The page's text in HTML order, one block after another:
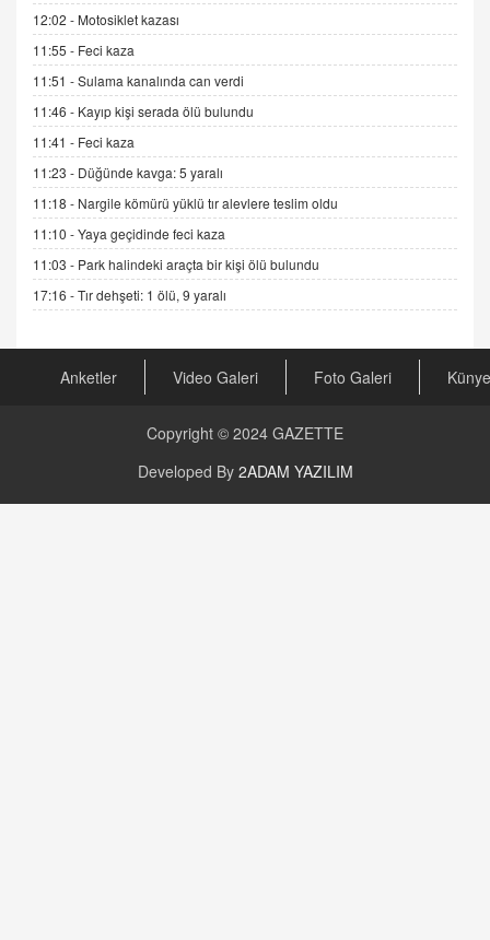
DR. EKREM ASLAN
Gerçek Ne, Algı Ne? "Beraber Yürüyoruz"
Cümlesinin Peşinden
19.07.2025 12:45
GÖNÜL MENEKŞE
Şifacının Yolu
04.11.2025 12:56
AV. RÜMEYSA ÖZKALE
Kira Uyuşmazlıklarında Dava Açmadan Önce
Arabulucuya Başvuru Şartı
CAN UĞURATEŞ
Değişen yapısıyla Suriye
GÜNLÜK BURÇ YORUMU
12:02 - Motosiklet kazası
11:55 - Feci kaza
11:51 -Sulama kanalında can verdi
11:46 - Kayıp kişi serada ölü bulundu
11:41 - Feci kaza
11:23 - Düğünde kavga: 5 yaralı
11:18 - Nargile kömürü yüklü tır alevlere teslim oldu
11:10 -Yaya geçidinde feci kaza
11:03 - Park halindeki araçta bir kişi ölü bulundu
17:16 -Tır dehşeti: 1 ölü, 9 yaralı
Anketler Video Galeri Foto Galeri Künye
Copyright © 2024 GAZETTE
Developed By 2ADAM YAZILIM